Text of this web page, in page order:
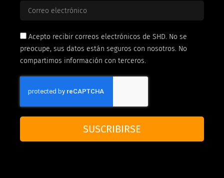
Acepto recibir correos electrónicos de SHD. No se
preocupe, sus datos están seguros con nosotros. No
compartimos información con terceros.
SUSCRIBIRSE